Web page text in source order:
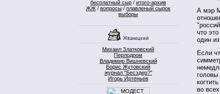
бесплатный сыр / итого-архив
ЖЖ / вопросы / плавленый сырок
выборы
Михаил Златковский
Перлодром
Владимир Вишневский
Борис Жутовский
журнал "Бесэдер?"
Игорь Иртеньев
А мэр
что
один
Если
во